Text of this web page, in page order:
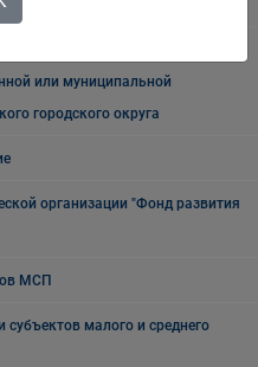
или муниципальной
городского округа
организации "Фонд развития
МСП
малого и среднего